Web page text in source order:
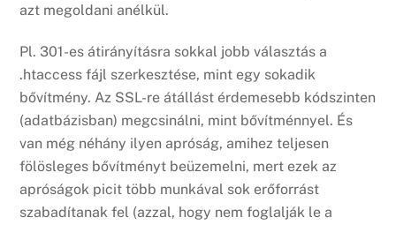
azt megoldani anélkül.
Pl. 301-es átirányításra sokkal jobb választás a
.htaccess fájl szerkesztése, mint egy sokadik
bővítmény. Az SSL-re átállást érdemesebb kódszinten
(adatbázisban) megcsinálni, mint bővítménnyel. És
van még néhány ilyen apróság, amihez teljesen
fölösleges bővítményt beüzemelni, mert ezek az
apróságok picit több munkával sok erőforrást
szabadítanak fel (azzal, hogy nem foglalják le a